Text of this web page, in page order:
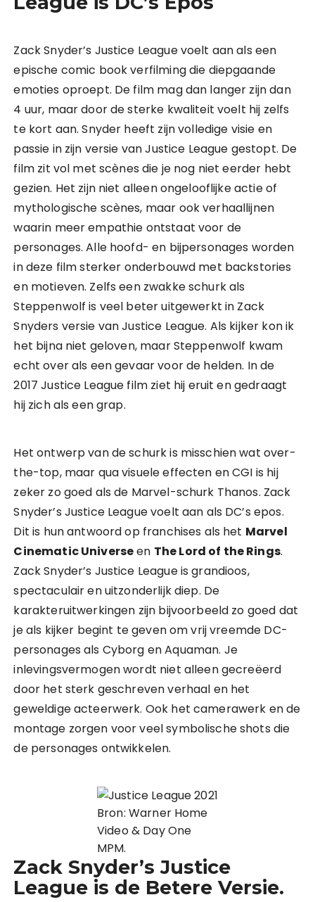
Zack Snyder’s Justice League voelt aan als een
epische comic book verfilming die diepgaande
emoties oproept. De film mag dan langer zijn dan
4 uur, maar door de sterke kwaliteit voelt hij zelfs
te kort aan. Snyder heeft zijn volledige visie en
passie in zijn versie van Justice League gestopt. De
film zit vol met scènes die je nog niet eerder hebt
gezien. Het zijn niet alleen ongelooflijke actie of
mythologische scènes, maar ook verhaallijnen
waarin meer empathie ontstaat voor de
personages. Alle hoofd- en bijpersonages worden
in deze film sterker onderbouwd met backstories
en motieven. Zelfs een zwakke schurk als
Steppenwolf is veel beter uitgewerkt in Zack
Snyders versie van Justice League. Als kijker kon ik
het bijna niet geloven, maar Steppenwolf kwam
echt over als een gevaar voor de helden. In de
2017 Justice League film ziet hij eruit en gedraagt
hij zich als een grap.
Het ontwerp van de schurk is misschien wat over-
the-top, maar qua visuele effecten en CGI is hij
zeker zo goed als de Marvel-schurk Thanos. Zack
Snyder’s Justice League voelt aan als DC’s epos.
Dit is hun antwoord op franchises als het Marvel
Cinematic Universeen The Lord of the Rings.
Zack Snyder’s Justice League is grandioos,
spectaculair en uitzonderlijk diep. De
karakteruitwerkingen zijn bijvoorbeeld zo goed dat
je als kijker begint te geven om vrij vreemde DC-
personages als Cyborg en Aquaman. Je
inlevingsvermogen wordt niet alleen gecreëerd
door het sterk geschreven verhaal en het
geweldige acteerwerk. Ook het camerawerk en de
montage zorgen voor veel symbolische shots die
de personages ontwikkelen.
Bron: Warner Home
Video & Day One
MPM.
Zack Snyder’s Justice
League is de Betere Versie.